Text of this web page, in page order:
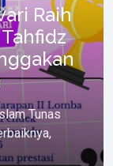
Raih
Tunas